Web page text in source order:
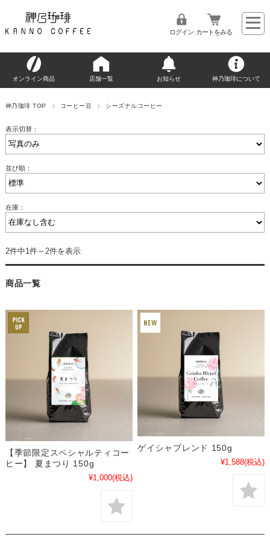
ログイン カートをみる
オンライン商品 店舗一覧 お知らせ 神乃珈琲について
神乃珈琲 TOP コーヒー豆 シーズナルコーヒー
表示切替：
並び順：
在庫：
2件中1件～2件を表示
商品一覧
【季節限定スペシャルティコー
ヒー】 夏まつり 150g
¥1,000(税込)
ゲイシャブレンド 150g
¥1,588(税込)